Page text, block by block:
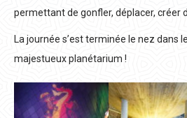
permettant de gonfler, déplacer, créer
La journée s’est terminée le nez dans
majestueux planétarium !